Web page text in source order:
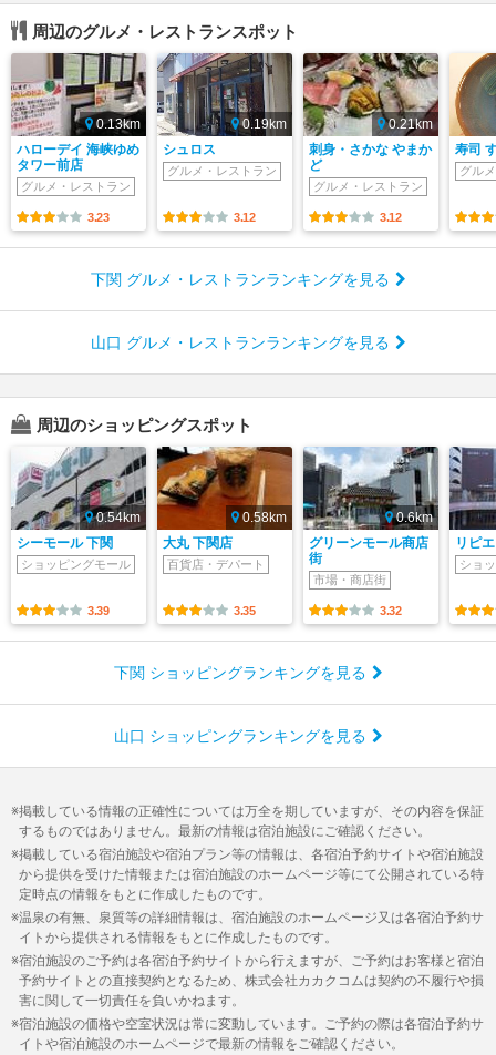
周辺のグルメ・レストランスポット
0.13km
ハローデイ 海峡ゆめ
タワー前店
グルメ・レストラン
3.23
0.19km
シュロス
グルメ・レストラン
3.12
0.21km
刺身・さかな やまか
ど
グルメ・レストラン
3.12
寿司
グル
下関 グルメ・レストランランキングを見る
山口 グルメ・レストランランキングを見る
周辺のショッピングスポット
0.54km
シーモール 下関
ショッピングモール
3.39
0.58km
大丸 下関店
百貨店・デパート
3.35
0.6km
グリーンモール商店
街
市場・商店街
3.32
リピエ
ショ
下関 ショッピングランキングを見る
山口 ショッピングランキングを見る
掲載している情報の正確性については万全を期していますが、その内容を保証
するものではありません。最新の情報は宿泊施設にご確認ください。
掲載している宿泊施設や宿泊プラン等の情報は、各宿泊予約サイトや宿泊施設
から提供を受けた情報または宿泊施設のホームページ等にて公開されている特
定時点の情報をもとに作成したものです。
温泉の有無、泉質等の詳細情報は、宿泊施設のホームページ又は各宿泊予約サ
イトから提供される情報をもとに作成したものです。
宿泊施設のご予約は各宿泊予約サイトから行えますが、ご予約はお客様と宿泊
予約サイトとの直接契約となるため、株式会社カカクコムは契約の不履行や損
害に関して一切責任を負いかねます。
宿泊施設の価格や空室状況は常に変動しています。ご予約の際は各宿泊予約サ
イトや宿泊施設のホームページで最新の情報をご確認ください。